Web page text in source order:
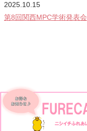
2025.10.15
第8回関西MPC学術発表会